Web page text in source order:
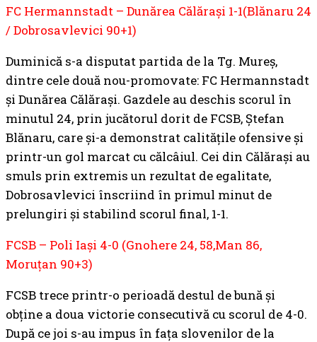
FC Hermannstadt – Dunărea Călărași 1-1(Blănaru 24
/ Dobrosavlevici 90+1)
Duminică s-a disputat partida de la Tg. Mureș,
dintre cele două nou-promovate: FC Hermannstadt
și Dunărea Călărași. Gazdele au deschis scorul în
minutul 24, prin jucătorul dorit de FCSB, Ștefan
Blănaru, care și-a demonstrat calitățile ofensive și
printr-un gol marcat cu călcâiul. Cei din Călărași au
smuls prin extremis un rezultat de egalitate,
Dobrosavlevici înscriind în primul minut de
prelungiri și stabilind scorul final, 1-1.
FCSB – Poli Iași 4-0 (Gnohere 24, 58,Man 86,
Moruțan 90+3)
FCSB trece printr-o perioadă destul de bună și
obține a doua victorie consecutivă cu scorul de 4-0.
După ce joi s-au impus în fața slovenilor de la